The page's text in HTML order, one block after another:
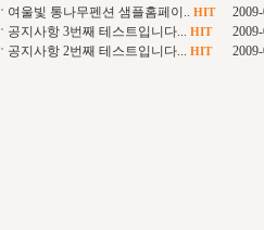
여울빛 통나무펜션 샘플홈페이.. HIT
공지사항 3번째 테스트입니다... HIT
공지사항 2번째 테스트입니다... HIT